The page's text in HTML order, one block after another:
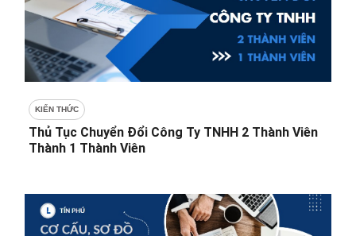
KIẾN THỨC
Thủ Tục Chuyển Đổi Công Ty TNHH 2 Thành Viên
Thành 1 Thành Viên